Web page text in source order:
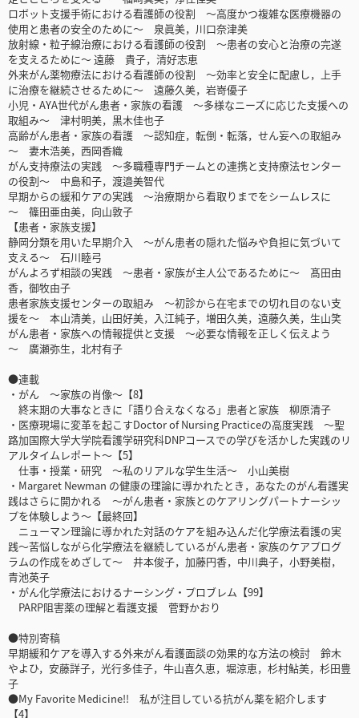
ロボット支援手術における看護師の役割 ～高度かつ複雑な医療機器の
使用と患者の安全のために～ 泉眞美，川口奈津美
放射線・粒子線治療における看護師の役割 ～患者の安心と治療の完遂
を支えるために～ 遠藤 貴子，清好志恵
外来がん薬物療法における看護師の役割 ～効率と安全に配慮し，上手
に治療を継続させるために～ 遠藤久美，岩嵜優子
小児・AYA世代がん患者・家族の看護 ～多様なニーズに応じた支援への
取組み～ 津村明美，黒木佳也子
高齢がん患者・家族の看護 ～認知症，転倒・転落，せん妄への取組み
～ 妻木浩美，西岡香織
がん支持療法の実践 ～多職種専門チームとの連携と支持療法センター
の役割～ 中島和子，渡邉美智代
早期からの緩和ケアの実践 ～治療期から看取りまでをシームレスに
～ 篠田亜由美，向山敦子
【患者・家族支援】
静岡分類を用いた早期介入 ～がん患者の隠れた悩みや負担に気づいて
支える～ 石川睦弓
がんよろず相談の実践 ～患者・家族が主人公であるために～ 髙田由
香，御牧由子
患者家族支援センターの取組み ～初診から在宅までの切れ目のない支
援を～ 本山清美，山田好美，入江純子，増田久美，遠藤久美，生山笑
がん患者・家族への情報提供と支援 ～必要な情報を正しく伝えよう
～ 廣瀬弥生，北村有子
●連載
・がん ～家族の肖像～【8】
終末期の大事なときに「語り合えなくなる」患者と家族 柳原清子
・医療現場に変革を起こすDoctor of Nursing Practiceの高度実践 ～聖
路加国際大学大学院看護学研究科DNPコースでの学びを活かした実践のリ
アルタイムレポート～【5】
仕事・授業・研究 ～私のリアルな学生生活～ 小山美樹
・Margaret Newman の健康の理論に導かれたとき，あなたのがん看護実
践はさらに開かれる ～がん患者・家族とのケアリングパートナーシッ
プを体験しよう～【最終回】
ニューマン理論に導かれた対話のケアを組み込んだ化学療法看護の実
践～苦悩しながら化学療法を継続しているがん患者・家族のケアプログ
ラムの作成をめざして～ 井本俊子，加藤円香，中川典子，小野美樹，
青池英子
・がん化学療法におけるナーシング・プロブレム【99】
PARP阻害薬の理解と看護支援 菅野かおり
●特別寄稿
早期緩和ケアを導入する外来がん看護面談の効果的な方法の検討 鈴木
やよひ，安藤詳子，光行多佳子，牛山喜久恵，堀涼恵，杉村鮎美，杉田豊
子
●My Favorite Medicine!! 私が注目している抗がん薬を紹介します
【4】